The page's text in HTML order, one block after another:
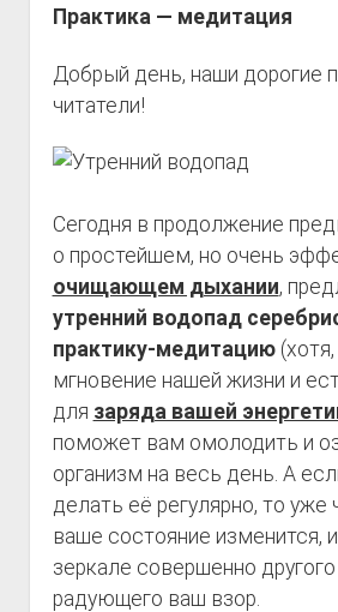
Практика — медитация
Добрый день, наши дорогие
читатели!
Сегодня в продолжение
о простейшем, но очень
очищающем дыхании,
утренний водопад
практику-медитацию
мгновение нашей жизни и
для заряда вашей
поможет вам омолодить и
организм на весь день. А
делать её регулярно, то уже
ваше состояние изменится,
зеркале совершенно
радующего ваш взор.